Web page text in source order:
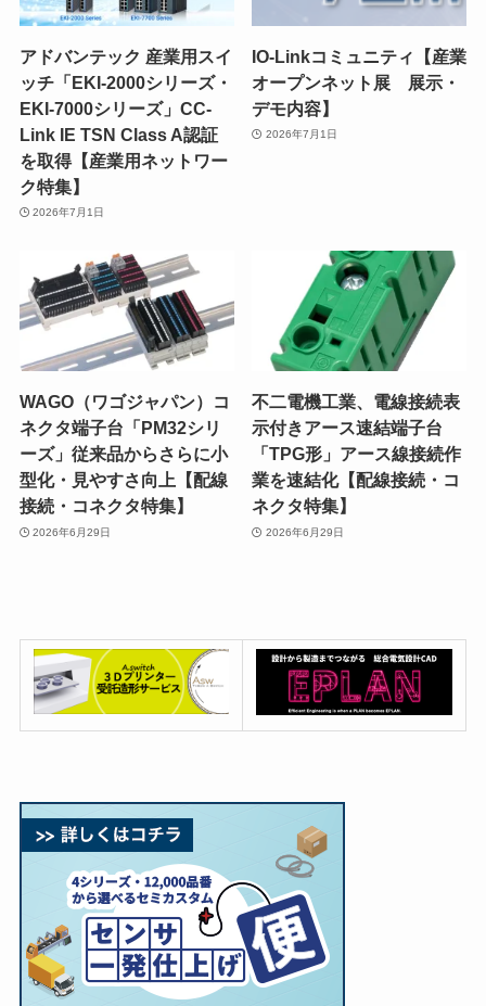
アドバンテック 産業用スイ
ッチ「EKI-2000シリーズ・
EKI-7000シリーズ」CC-
Link IE TSN Class A認証
を取得【産業用ネットワー
ク特集】
2026年7月1日
IO-Linkコミュニティ【産業
オープンネット展 展示・
デモ内容】
2026年7月1日
WAGO（ワゴジャパン）コ
ネクタ端子台「PM32シリ
ーズ」従来品からさらに小
型化・見やすさ向上【配線
接続・コネクタ特集】
2026年6月29日
不二電機工業、電線接続表
示付きアース速結端子台
「TPG形」アース線接続作
業を速結化【配線接続・コ
ネクタ特集】
2026年6月29日